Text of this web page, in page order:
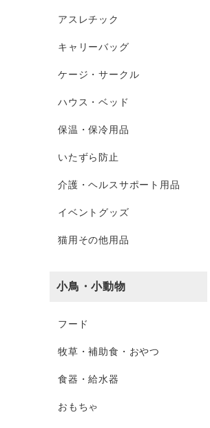
アスレチック
キャリーバッグ
ケージ・サークル
ハウス・ベッド
保温・保冷用品
いたずら防止
介護・ヘルスサポート用品
イベントグッズ
猫用その他用品
小鳥・小動物
フード
牧草・補助食・おやつ
食器・給水器
おもちゃ